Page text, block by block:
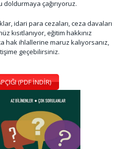
çağırıyoruz.
idari para cezaları, ceza davaları
kısıtlanıyor, eğitim hakkınız
hak ihlallerine maruz kalıyorsanız,
geçebilirsiniz.
(PDF İNDİR)